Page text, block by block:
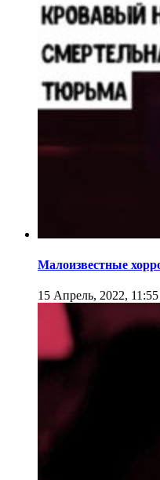
Малоизвестные
15 Апрель, 2022, 11:55